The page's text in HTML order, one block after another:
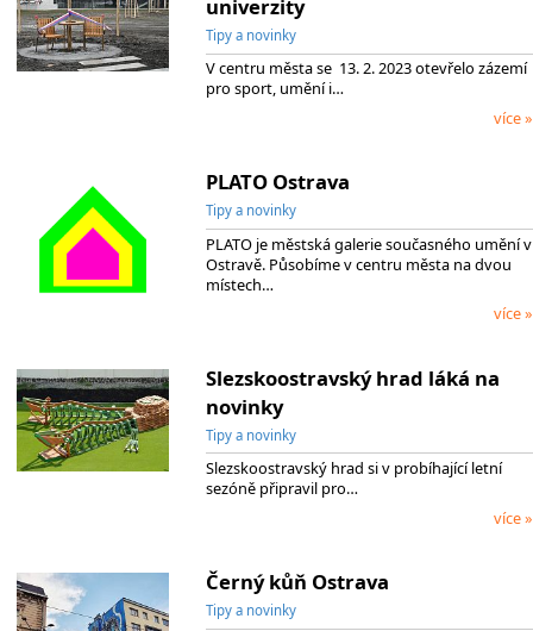
univerzity
Tipy a novinky
V centru města se 13. 2. 2023 otevřelo zázemí
pro sport, umění i…
více »
PLATO Ostrava
Tipy a novinky
PLATO je městská galerie současného umění v
Ostravě. Působíme v centru města na dvou
místech…
více »
Slezskoostravský hrad láká na
novinky
Tipy a novinky
Slezskoostravský hrad si v probíhající letní
sezóně připravil pro…
více »
Černý kůň Ostrava
Tipy a novinky